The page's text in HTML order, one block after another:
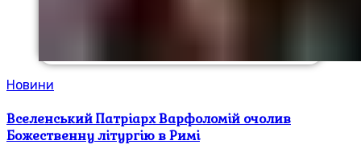
Новини
Вселенський Патріарх Варфоломій очолив
Божественну літургію в Римі